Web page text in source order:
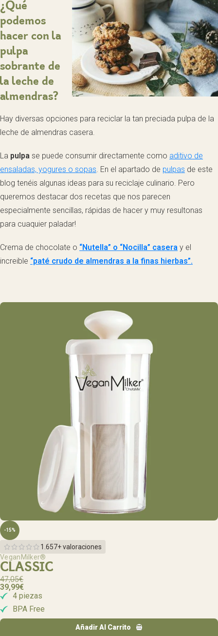
¿Qué
podemos
hacer con la
pulpa
sobrante de
la leche de
almendras?
Hay diversas opciones para reciclar la tan preciada pulpa de la
leche de almendras casera.
La pulpa se puede consumir directamente como aditivo de
ensaladas, yogures o sopas. En el apartado de pulpas de este
blog tenéis algunas ideas para su reciclaje culinario. Pero
queremos destacar dos recetas que nos parecen
especialmente sencillas, rápidas de hacer y muy resultonas
para cuaquier paladar!
Crema de chocolate o “Nutella” o “Nocilla” casera y el
increible “paté crudo de almendras a la finas hierbas”.
-15%
1.657+ valoraciones
VeganMilker®
CLASSIC
47,05€
39,99€
4 piezas
BPA Free
Añadir Al Carrito